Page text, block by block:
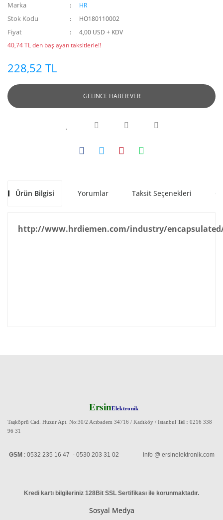
Marka HR
Stok Kodu HO180110002
Fiyat
4,00 USD + KDV
40,74 TL den başlayan taksitlerle!!
228,52 TL
GELİNCE HABER VER
Ürün Bilgisi Yorumlar Taksit Seçenekleri
http://www.hrdiemen.com/industry/encapsulated/
ErsinElektronik
Taşköprü Cad. Huzur Apt. No:30/2 Acıbadem 34716 / Kadıköy / Istanbul Tel : 0216 338
96 31
GSM : 0532 235 16 47 - 0530 203 31 02 info @ ersinelektronik.com
Kredi kartı bilgileriniz 128Bit SSL Sertifikası ile korunmaktadır.
Sosyal Medya